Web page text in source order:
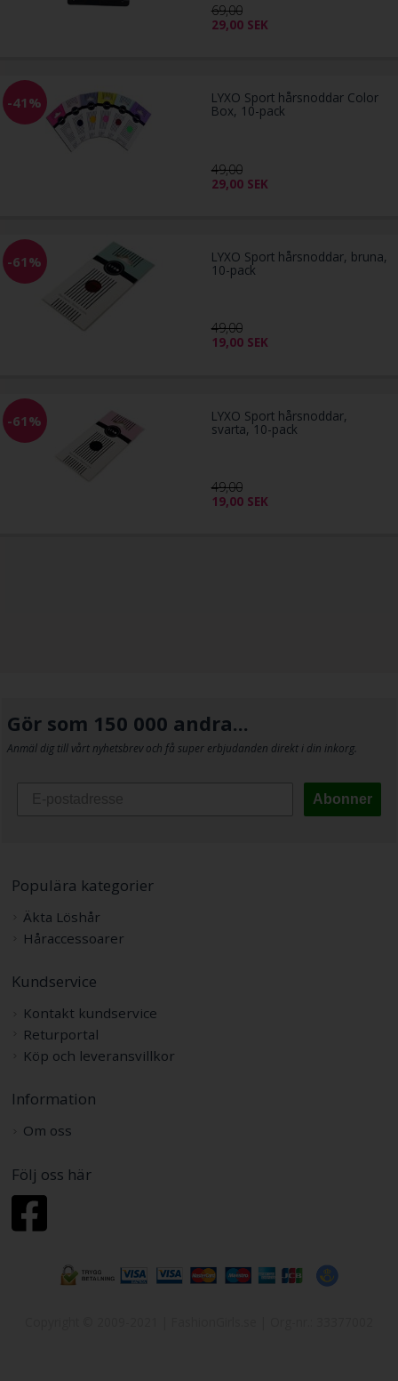
69,00
29,00 SEK
-41% LYXO Sport hårsnoddar Color
Box, 10-pack
49,00
29,00 SEK
-61% LYXO Sport hårsnoddar, bruna,
10-pack
49,00
19,00 SEK
-61% LYXO Sport hårsnoddar,
svarta, 10-pack
49,00
19,00 SEK
Gör som 150 000 andra...
Anmäl dig till vårt nyhetsbrev och få super erbjudanden direkt i din inkorg.
Abonner
Populära kategorier
Äkta Löshår
Håraccessoarer
Kundservice
Kontakt kundservice
Returportal
Köp och leveransvillkor
Information
Om oss
Följ oss här